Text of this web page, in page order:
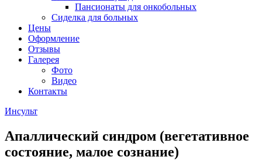
Пансионаты для онкобольных
Сиделка для больных
Цены
Оформление
Отзывы
Галерея
Фото
Видео
Контакты
Инсульт
Апаллический синдром (вегетативное
состояние, малое сознание)